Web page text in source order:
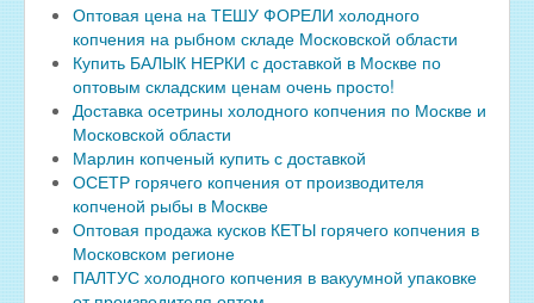
Оптовая цена на ТЕШУ ФОРЕЛИ холодного
копчения на рыбном складе Московской области
Купить БАЛЫК НЕРКИ с доставкой в Москве по
оптовым складским ценам очень просто!
Доставка осетрины холодного копчения по Москве и
Московской области
Марлин копченый купить с доставкой
ОСЕТР горячего копчения от производителя
копченой рыбы в Москве
Оптовая продажа кусков КЕТЫ горячего копчения в
Московском регионе
ПАЛТУС холодного копчения в вакуумной упаковке